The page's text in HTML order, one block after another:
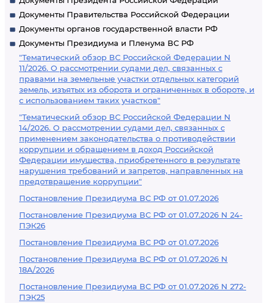
Документы Правительства Российской Федерации
Документы органов государственной власти РФ
Документы Президиума и Пленума ВС РФ
"Тематический обзор ВС Российской Федерации N
11/2026. О рассмотрении судами дел, связанных с
правами на земельные участки отдельных категорий
земель, изъятых из оборота и ограниченных в обороте, и
с использованием таких участков"
"Тематический обзор ВС Российской Федерации N
14/2026. О рассмотрении судами дел, связанных с
применением законодательства о противодействии
коррупции и обращением в доход Российской
Федерации имущества, приобретенного в результате
нарушения требований и запретов, направленных на
предотвращение коррупции"
Постановление Президиума ВС РФ от 01.07.2026
Постановление Президиума ВС РФ от 01.07.2026 N 24-
ПЭК26
Постановление Президиума ВС РФ от 01.07.2026
Постановление Президиума ВС РФ от 01.07.2026 N
18А/2026
Постановление Президиума ВС РФ от 01.07.2026 N 272-
ПЭК25